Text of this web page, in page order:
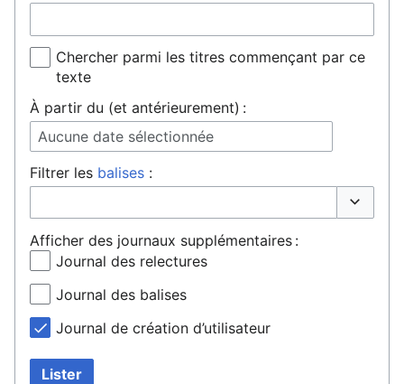
Chercher parmi les titres commençant par ce
texte
À partir du (et antérieurement) :
Aucune date sélectionnée
Filtrer les balises :
Afficher des journaux supplémentaires :
Journal des relectures
Journal des balises
Journal de création d’utilisateur
Lister